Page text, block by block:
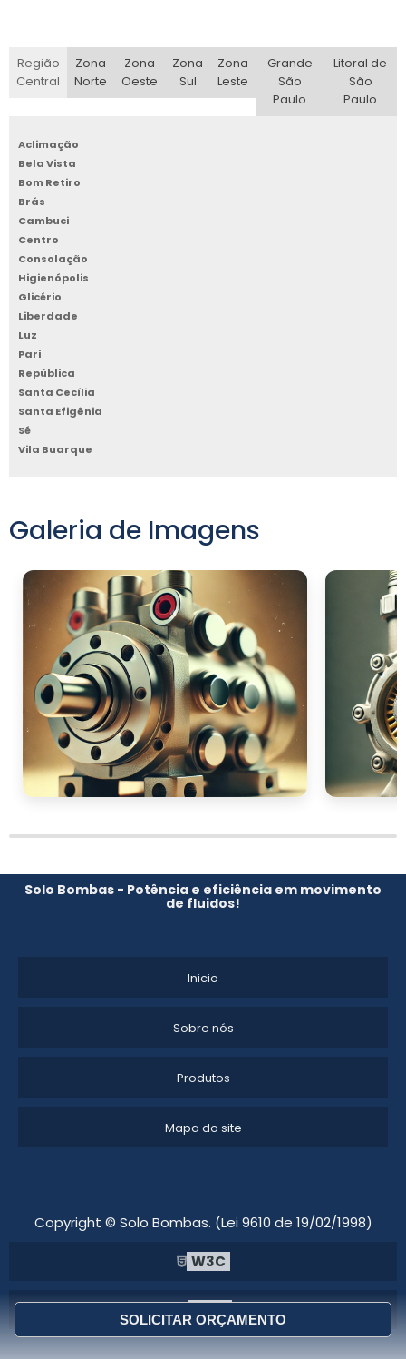
SOLICITAR ORÇAMENTO
Região
Central
Zona
Norte
Zona
Oeste
Zona
Sul
Zona
Leste
Grande
São
Paulo
Litoral de
São
Paulo
Aclimação
Bela Vista
Bom Retiro
Brás
Cambuci
Centro
Consolação
Higienópolis
Glicério
Liberdade
Luz
Pari
República
Santa Cecília
Santa Efigênia
Sé
Vila Buarque
Galeria de Imagens
Solo Bombas - Potência e eficiência em movimento
de fluidos!
Inicio
Sobre nós
Produtos
Mapa do site
Copyright © Solo Bombas. (Lei 9610 de 19/02/1998)
W3C